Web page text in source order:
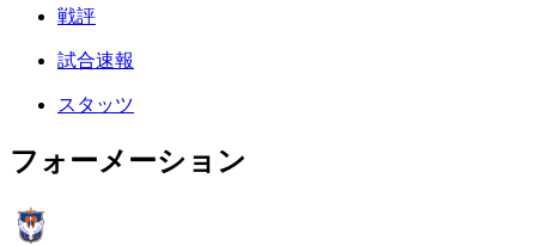
戦評
試合速報
スタッツ
フォーメーション